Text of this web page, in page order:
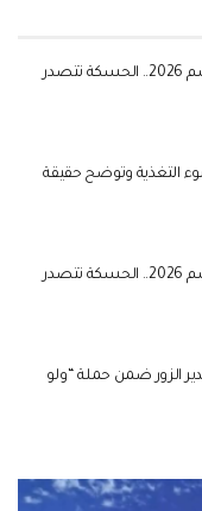
قفزة في إنتاج القمح السوري خلال موسم 2026.. الحسكة تتصدر
التغذية وتوضح حقيقة
قفزة في إنتاج القمح السوري خلال موسم 2026.. الحسكة تتصدر
بدير الزور ضمن حملة “ولو